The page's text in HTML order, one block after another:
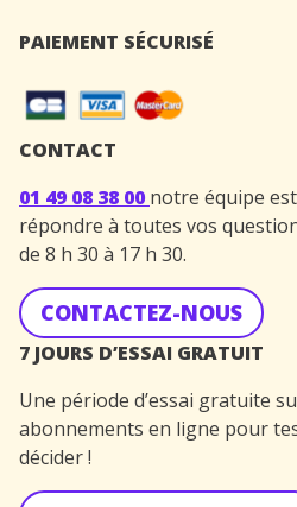
PAIEMENT SÉCURISÉ
CONTACT
01 49 08 38 00 notre équipe
répondre à toutes vos
de 8 h 30 à 17 h 30.
CONTACTEZ-NOUS
7 JOURS D’ESSAI GRATUIT
Une période d’essai gratuite
abonnements en ligne pour
décider !